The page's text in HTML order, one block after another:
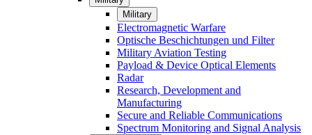
Military
Electromagnetic Warfare
Optische Beschichtungen und Filter
Military Aviation Testing
Payload & Device Optical Elements
Radar
Research, Development and
Manufacturing
Secure and Reliable Communications
Spectrum Monitoring and Signal Analysis